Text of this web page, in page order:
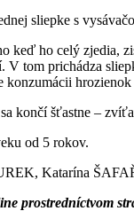
sliepke s
keď ho celý zjedia,
V tom prichádza
konzumácii
končí šťastne –
od 5 rokov.
Katarína
prostredníctvom